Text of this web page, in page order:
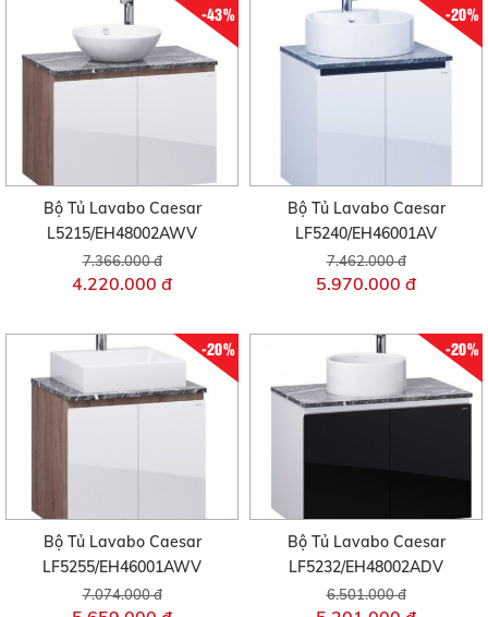
-43%
Bộ Tủ Lavabo Caesar
L5215/EH48002AWV
7.366.000 đ
4.220.000 đ
-20%
Bộ Tủ Lavabo Caesar
LF5240/EH46001AV
7.462.000 đ
5.970.000 đ
-20%
Bộ Tủ Lavabo Caesar
LF5255/EH46001AWV
7.074.000 đ
-20%
Bộ Tủ Lavabo Caesar
LF5232/EH48002ADV
6.501.000 đ